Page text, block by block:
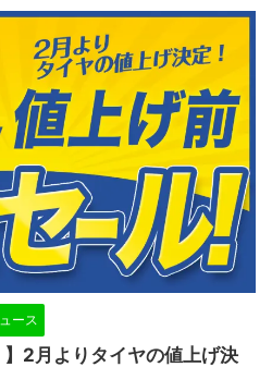
ース
】2月よりタイヤの値上げ決